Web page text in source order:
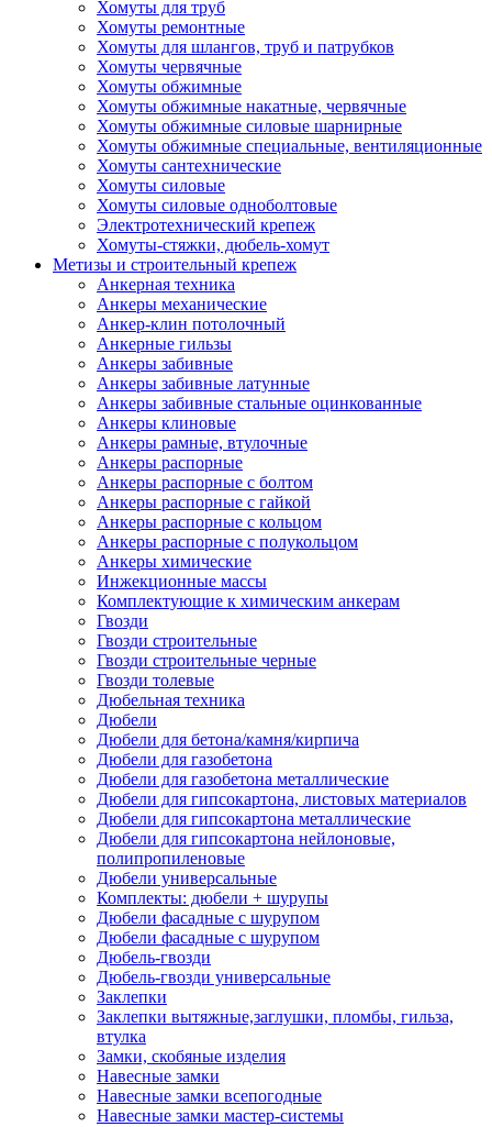
Хомуты для труб
Хомуты ремонтные
Хомуты для шлангов, труб и патрубков
Хомуты червячные
Хомуты обжимные
Хомуты обжимные накатные, червячные
Хомуты обжимные силовые шарнирные
Хомуты обжимные специальные, вентиляционные
Хомуты сантехнические
Хомуты силовые
Хомуты силовые одноболтовые
Электротехнический крепеж
Хомуты-стяжки, дюбель-хомут
Метизы и строительный крепеж
Анкерная техника
Анкеры механические
Анкер-клин потолочный
Анкерные гильзы
Анкеры забивные
Анкеры забивные латунные
Анкеры забивные стальные оцинкованные
Анкеры клиновые
Анкеры рамные, втулочные
Анкеры распорные
Анкеры распорные с болтом
Анкеры распорные с гайкой
Анкеры распорные с кольцом
Анкеры распорные с полукольцом
Анкеры химические
Инжекционные массы
Комплектующие к химическим анкерам
Гвозди
Гвозди строительные
Гвозди строительные черные
Гвозди толевые
Дюбельная техника
Дюбели
Дюбели для бетона/камня/кирпича
Дюбели для газобетона
Дюбели для газобетона металлические
Дюбели для гипсокартона, листовых материалов
Дюбели для гипсокартона металлические
Дюбели для гипсокартона нейлоновые,
полипропиленовые
Дюбели универсальные
Комплекты: дюбели + шурупы
Дюбели фасадные с шурупом
Дюбели фасадные с шурупом
Дюбель-гвозди
Дюбель-гвозди универсальные
Заклепки
Заклепки вытяжные,заглушки, пломбы, гильза,
втулка
Замки, скобяные изделия
Навесные замки
Навесные замки всепогодные
Навесные замки мастер-системы